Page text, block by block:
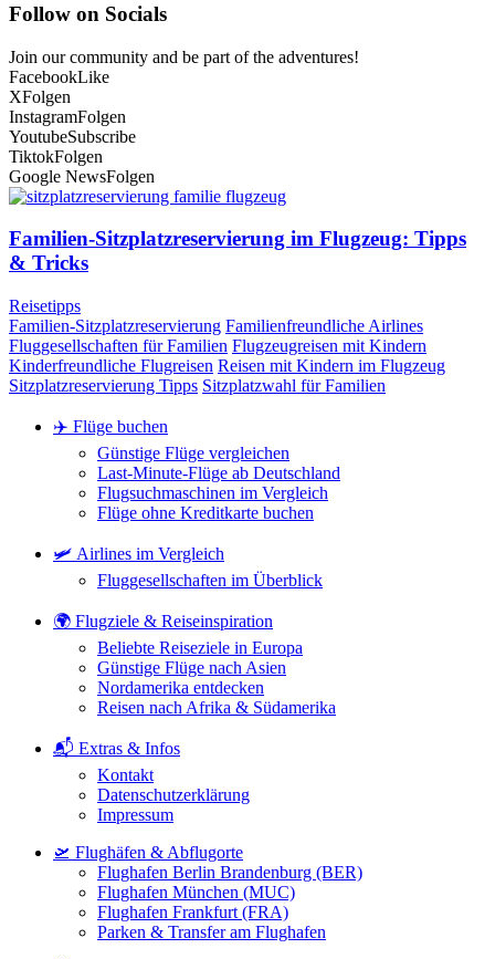
Follow on Socials
Join our community and be part of the adventures!
FacebookLike
XFolgen
InstagramFolgen
YoutubeSubscribe
TiktokFolgen
Google NewsFolgen
Familien-Sitzplatzreservierung im Flugzeug: Tipps
& Tricks
Reisetipps
Familien-Sitzplatzreservierung Familienfreundliche Airlines
Fluggesellschaften für Familien Flugzeugreisen mit Kindern
Kinderfreundliche Flugreisen Reisen mit Kindern im Flugzeug
Sitzplatzreservierung Tipps Sitzplatzwahl für Familien
✈️ Flüge buchen
Günstige Flüge vergleichen
Last-Minute-Flüge ab Deutschland
Flugsuchmaschinen im Vergleich
Flüge ohne Kreditkarte buchen
🛩️ Airlines im Vergleich
Fluggesellschaften im Überblick
🌍 Flugziele & Reiseinspiration
Beliebte Reiseziele in Europa
Günstige Flüge nach Asien
Nordamerika entdecken
Reisen nach Afrika & Südamerika
📬 Extras & Infos
Kontakt
Datenschutzerklärung
Impressum
🛫 Flughäfen & Abflugorte
Flughafen Berlin Brandenburg (BER)
Flughafen München (MUC)
Flughafen Frankfurt (FRA)
Parken & Transfer am Flughafen